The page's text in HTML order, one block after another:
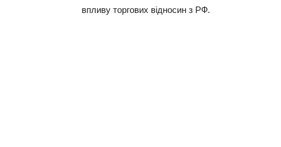
впливу торгових відносин з РФ.